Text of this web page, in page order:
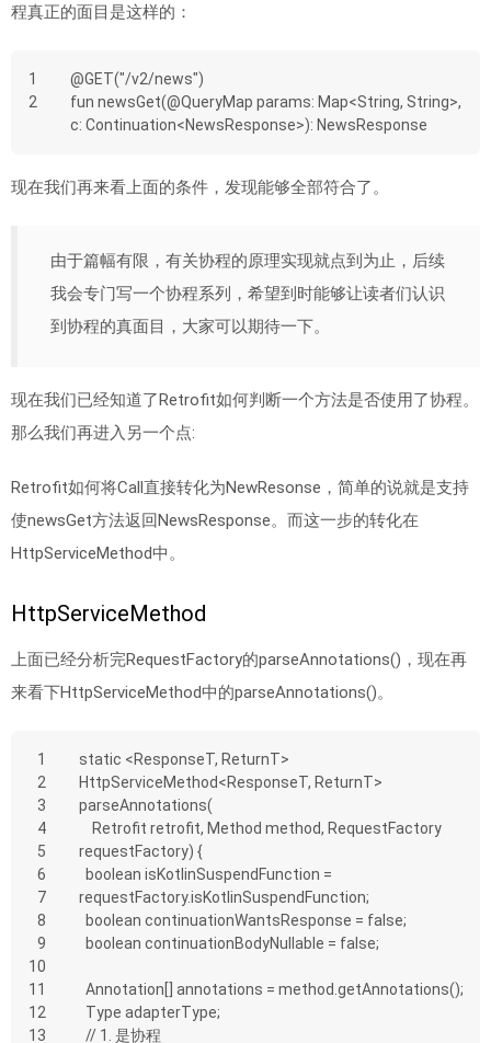
程真正的面目是这样的：
1
2
@GET("/v2/news")
fun newsGet(@QueryMap params: Map<String, String>,
c: Continuation<NewsResponse>): NewsResponse
现在我们再来看上面的条件，发现能够全部符合了。
由于篇幅有限，有关协程的原理实现就点到为止，后续
我会专门写一个协程系列，希望到时能够让读者们认识
到协程的真面目，大家可以期待一下。
现在我们已经知道了Retrofit如何判断一个方法是否使用了协程。
那么我们再进入另一个点:
Retrofit如何将Call直接转化为NewResonse，简单的说就是支持
使newsGet方法返回NewsResponse。而这一步的转化在
HttpServiceMethod中。
HttpServiceMethod
上面已经分析完RequestFactory的parseAnnotations()，现在再
来看下HttpServiceMethod中的parseAnnotations()。
1
2
3
4
5
6
7
8
9
10
11
12
13
static <ResponseT, ReturnT>
HttpServiceMethod<ResponseT, ReturnT>
parseAnnotations(
requestFactory) {
requestFactory.isKotlinSuspendFunction;
  boolean continuationWantsResponse = false;
  boolean continuationBodyNullable = false;
  Annotation[] annotations = method.getAnnotations();
  Type adapterType;
  // 1. 是协程